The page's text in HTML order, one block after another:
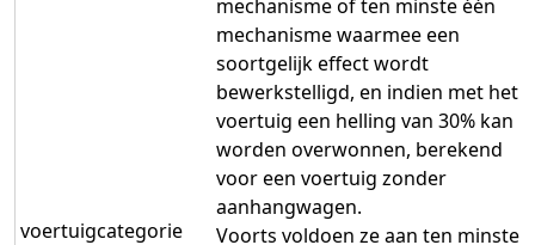
voertuigcategorie
mechanisme of ten minste één
mechanisme waarmee een
soortgelijk effect wordt
bewerkstelligd, en indien met het
voertuig een helling van 30% kan
worden overwonnen, berekend
voor een voertuig zonder
aanhangwagen.
Voorts voldoen ze aan ten minste